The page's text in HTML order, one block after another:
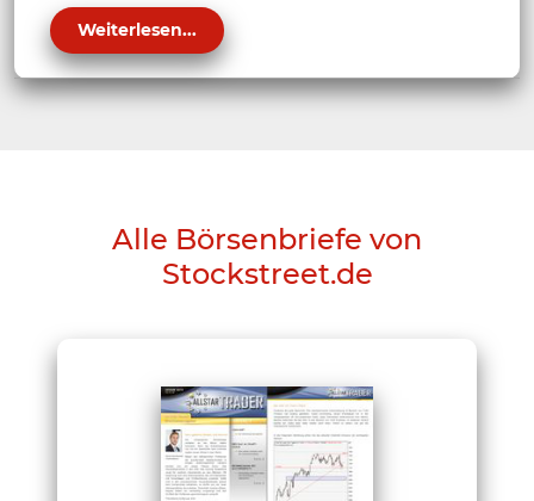
Weiterlesen...
Alle Börsenbriefe von
Stockstreet.de